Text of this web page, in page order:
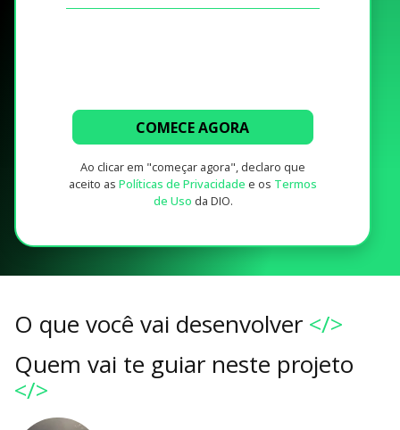
COMECE AGORA
Ao clicar em "começar agora", declaro que
aceito as Políticas de Privacidade e os Termos
de Uso da DIO.
O que você vai desenvolver </>
Quem vai te guiar neste projeto
</>